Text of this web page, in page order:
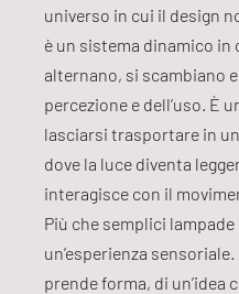
universo in cui il design
è un sistema dinamico in
alternano, si scambiano
percezione e dell’uso. È
lasciarsi trasportare in
dove la luce diventa
interagisce con il
Più che semplici
un’esperienza
prende forma, di un’idea